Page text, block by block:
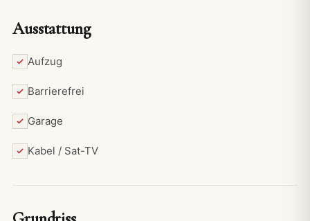
Ausstattung
Aufzug
Barrierefrei
Garage
Kabel / Sat-TV